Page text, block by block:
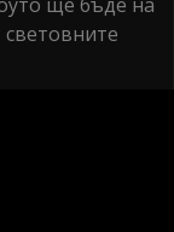
световните